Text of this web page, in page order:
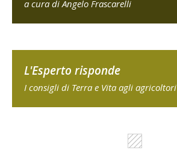
a cura di Angelo Frascarelli
L'Esperto risponde
I consigli di Terra e Vita agli agricoltori